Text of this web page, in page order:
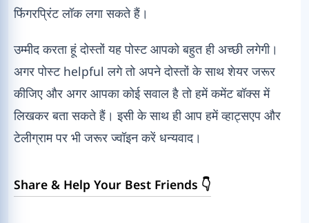
फिंगरप्रिंट लॉक लगा सकते हैं।
उम्मीद करता हूं दोस्तों यह पोस्ट आपको बहुत ही अच्छी लगेगी।
अगर पोस्ट helpful लगे तो अपने दोस्तों के साथ शेयर जरूर
कीजिए और अगर आपका कोई सवाल है तो हमें कमेंट बॉक्स में
लिखकर बता सकते हैं। इसी के साथ ही आप हमें व्हाट्सएप और
टेलीग्राम पर भी जरूर ज्वॉइन करें धन्यवाद।
Share & Help Your Best Friends 👇